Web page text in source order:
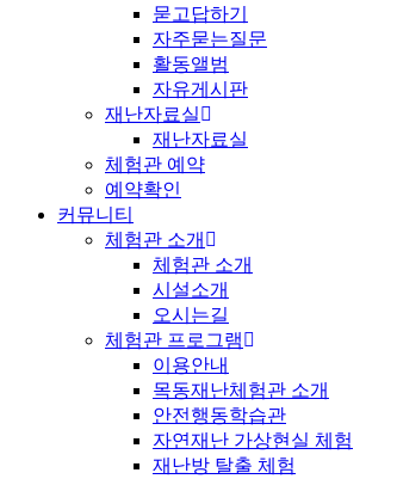
묻고답하기
자주묻는질문
활동앨범
자유게시판
재난자료실
재난자료실
체험관 예약
예약확인
커뮤니티
체험관 소개
체험관 소개
시설소개
오시는길
체험관 프로그램
이용안내
목동재난체험관 소개
안전행동학습관
자연재난 가상현실 체험
재난방 탈출 체험